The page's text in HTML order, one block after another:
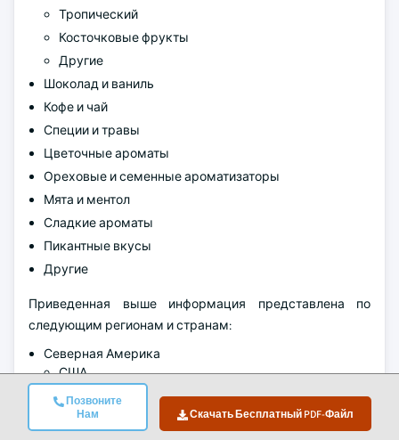
Позвоните
Нам
Скачать Бесплатный PDF-Файл
Тропический
Косточковые фрукты
Другие
Шоколад и ваниль
Кофе и чай
Специи и травы
Цветочные ароматы
Ореховые и семенные ароматизаторы
Мята и ментол
Сладкие ароматы
Пикантные вкусы
Другие
Приведенная выше информация представлена по
следующим регионам и странам:
Северная Америка
США
Канада
Европа